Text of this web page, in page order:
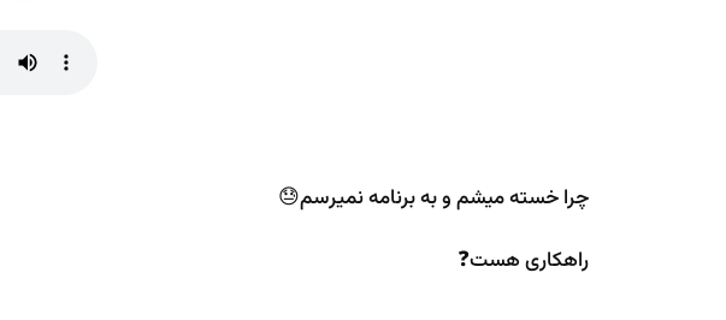
چرا خسته میشم و به برنامه نمیرسم😓
راهکاری هست❓